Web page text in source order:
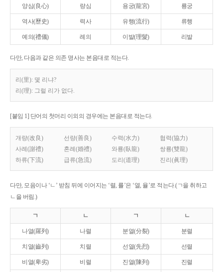
양심(良心) 량심 용궁(龍宮) 룡궁
역사(歷史) 력사 유행(流行) 류행
예의(禮儀) 례의 이발(理髮) 리발
다만, 다음과 같은 의존 명사는 본음대로 적는다.
리(里): 몇 리냐?
리(理): 그럴 리가 없다.
[붙임 1] 단어의 첫머리 이외의 경우에는 본음대로 적는다.
개량(改良) 선량(善良) 수력(水力)
협력(協力)
사례(謝禮)
혼례(婚禮) 와룡(臥龍)
쌍룡(雙龍)
하류(下流)
급류(急流) 도리(道理) 진리(眞理)
다만, 모음이나 ‘ㄴ’ 받침 뒤에 이어지는 ‘렬, 률’은 ‘열, 율’로 적는다.(ㄱ을 취하고
ㄴ을 버림.)
ㄱ ㄴ ㄱ ㄴ
나열(羅列) 나렬 분열(分裂) 분렬
치열(齒列) 치렬 선열(先烈) 선렬
비열(卑劣) 비렬 진열(陳列) 진렬